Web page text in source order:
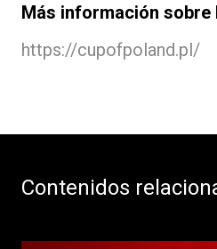
Más información sobre
https://cupofpoland.pl/
Contenidos